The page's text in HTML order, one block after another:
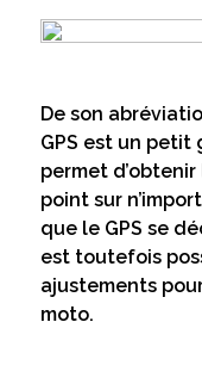
De son
GPS est un
permet
point sur
que le GPS se
est toutefois
ajustements
moto.